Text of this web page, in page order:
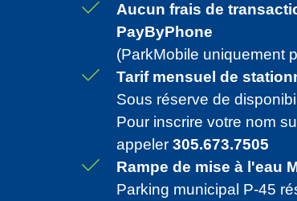
Aucun frais de
PayByPhone
(ParkMobile uniquement
Tarif mensuel de
Sous réserve de
Pour inscrire votre nom
appeler 305.673.7505
Rampe de mise à l'eau
Parking municipal P-45